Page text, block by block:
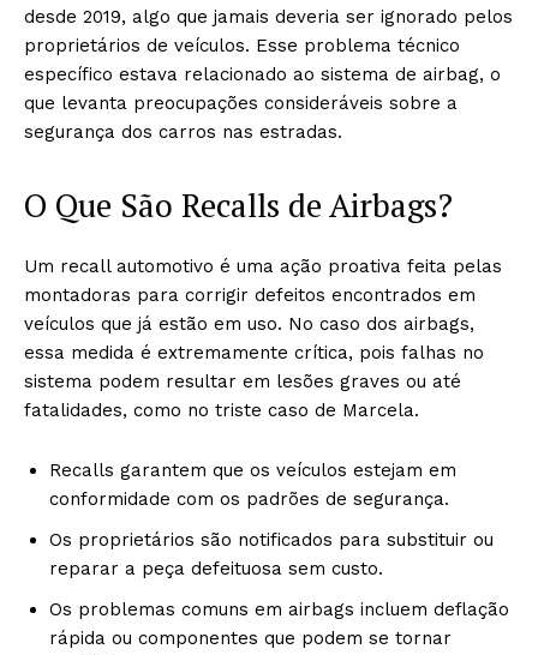
desde 2019, algo que jamais deveria ser ignorado pelos
proprietários de veículos. Esse problema técnico
específico estava relacionado ao sistema de airbag, o
que levanta preocupações consideráveis sobre a
segurança dos carros nas estradas.
O Que São Recalls de Airbags?
Um recall automotivo é uma ação proativa feita pelas
montadoras para corrigir defeitos encontrados em
veículos que já estão em uso. No caso dos airbags,
essa medida é extremamente crítica, pois falhas no
sistema podem resultar em lesões graves ou até
fatalidades, como no triste caso de Marcela.
Recalls garantem que os veículos estejam em
conformidade com os padrões de segurança.
Os proprietários são notificados para substituir ou
reparar a peça defeituosa sem custo.
Os problemas comuns em airbags incluem deflação
rápida ou componentes que podem se tornar